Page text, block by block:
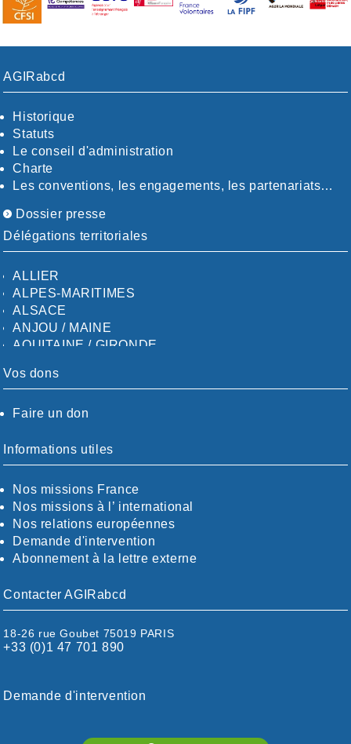
AGIRabcd
Historique
Statuts
Le conseil d'administration
Charte
Les conventions, les engagements, les partenariats…
Dossier presse
Délégations territoriales
ALLIER
ALPES-MARITIMES
ALSACE
ANJOU / MAINE
AQUITAINE / GIRONDE
AUDE
CALVADOS-ORNE
CHARENTE-MARITIME
CÖTE-D'OR
CÖTES-D'ARMOR
DORDOGNE
DRÖME / ARDÈCHE
ESSONNE
EURE-ET-LOIR
FINISTÈRE
HAUTES-PYRÉNÉES
HÉRAULT
ISÈRE
Vos dons
Faire un don
Informations utiles
Nos missions France
Nos missions à l’ international
Nos relations européennes
Demande d'intervention
Abonnement à la lettre externe
Contacter AGIRabcd
18-26 rue Goubet 75019 PARIS
+33 (0)1 47 701 890
Demande d'intervention